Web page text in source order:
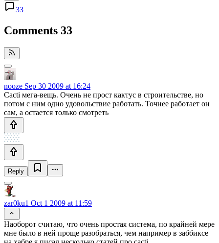
33
Comments 33
nooze Sep 30 2009 at 16:24
Cacti мега-вещь. Очень не прост кактус в строительстве, но
потом с ним одно удовольствие работать. Точнее работает он
сам, а остается только смотреть
Reply
zar0ku1 Oct 1 2009 at 11:59
Наоборот считаю, что очень простая система, по крайней мере
мне было в ней проще разобраться, чем например в заббиксе